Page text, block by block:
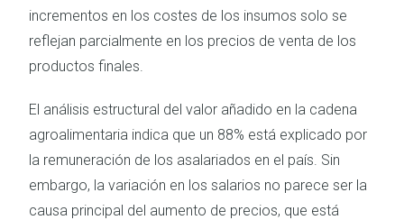
incrementos en los costes de los insumos solo se
reflejan parcialmente en los precios de venta de los
productos finales.
El análisis estructural del valor añadido en la cadena
agroalimentaria indica que un 88% está explicado por
la remuneración de los asalariados en el país. Sin
embargo, la variación en los salarios no parece ser la
causa principal del aumento de precios, que está